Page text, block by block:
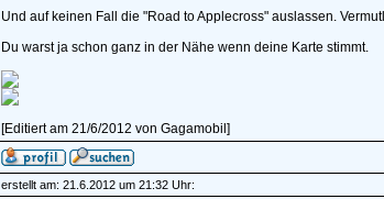
Und auf keinen Fall die "Road to Applecross" auslassen.
Du warst ja schon ganz in der Nähe wenn deine Karte stimmt.
[Editiert am 21/6/2012 von Gagamobil]
erstellt am: 21.6.2012 um 21:32 Uhr: